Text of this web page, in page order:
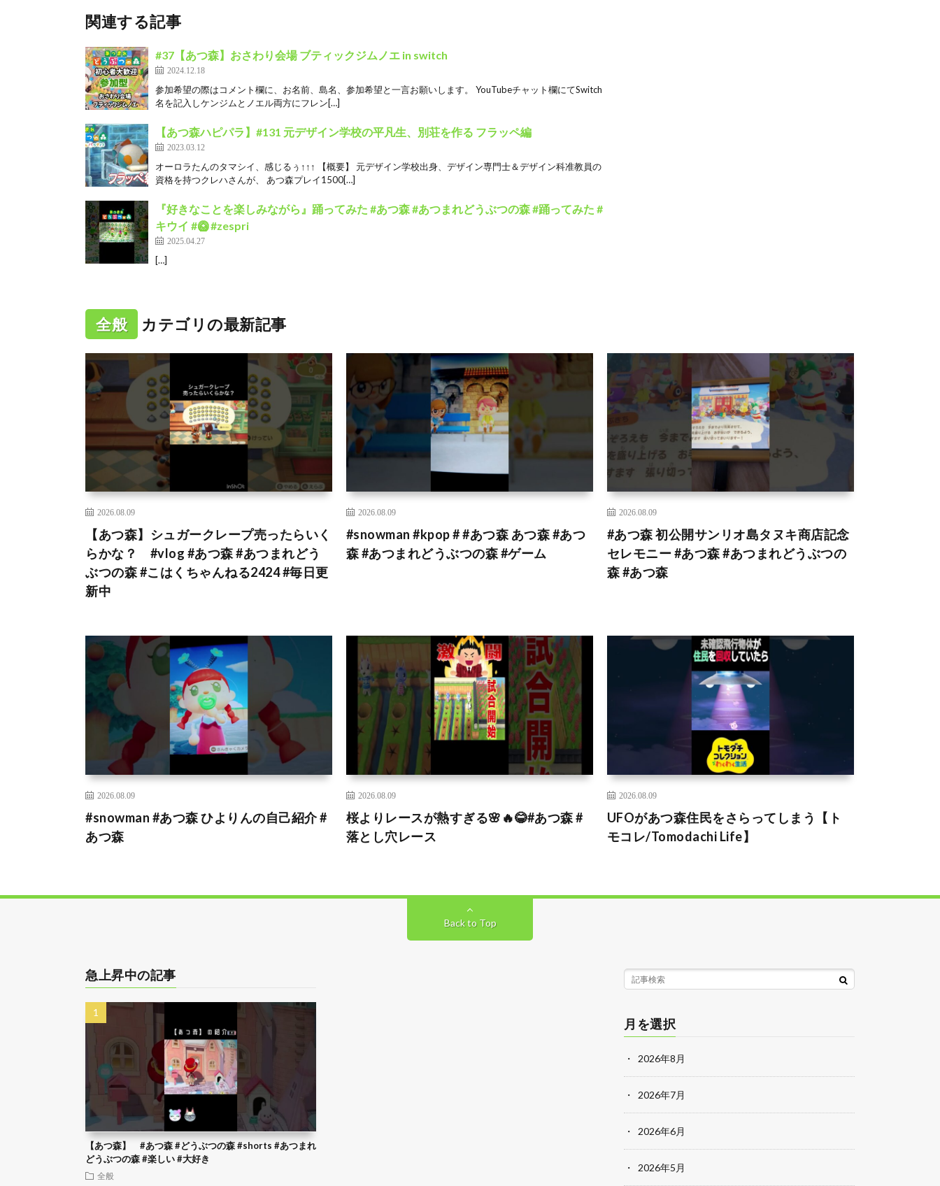
関連する記事
#37【あつ森】おさわり会場 ブティックジムノエ in switch
2024.12.18
参加希望の際はコメント欄に、お名前、島名、参加希望と一言お願いします。 YouTubeチャット欄にてSwitch
名を記入しケンジムとノエル両方にフレン[…]
【あつ森ハピパラ】#131 元デザイン学校の平凡生、別荘を作る フラッペ編
2023.03.12
オーロラたんのタマシイ、感じるぅ↑↑↑ 【概要】 元デザイン学校出身、デザイン専門士＆デザイン科准教員の
資格を持つクレハさんが、 あつ森プレイ1500[…]
『好きなことを楽しみながら』踊ってみた #あつ森 #あつまれどうぶつの森 #踊ってみた #
キウイ #🥝 #zespri
2025.04.27
[…]
全般 カテゴリの最新記事
2026.08.09
【あつ森】シュガークレープ売ったらいく
らかな？ #vlog #あつ森 #あつまれどう
ぶつの森 #こはくちゃんねる2424 #毎日更
新中
2026.08.09
#snowman #kpop # #あつ森 あつ森 #あつ
森 #あつまれどうぶつの森 #ゲーム
2026.08.09
#あつ森 初公開サンリオ島タヌキ商店記念
セレモニー #あつ森 #あつまれどうぶつの
森 #あつ森
2026.08.09
#snowman #あつ森 ひよりんの自己紹介 #
あつ森
2026.08.09
桜よりレースが熱すぎる🌸🔥😂#あつ森 #
落とし穴レース
2026.08.09
UFOがあつ森住民をさらってしまう【ト
モコレ/Tomodachi Life】
Back to Top
急上昇中の記事
【あつ森】 #あつ森 #どうぶつの森 #shorts #あつまれ
どうぶつの森 #楽しい #大好き
全般
月を選択
2026年8月
2026年7月
2026年6月
2026年5月